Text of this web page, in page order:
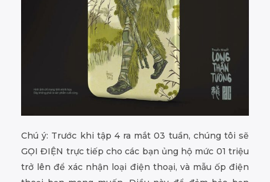
Chú ý: Trước khi tập 4 ra mắt 03 tuần, chúng tôi sẽ
GỌI ĐIỆN trực tiếp cho các bạn ủng hộ mức 01 triệu
trở lên để xác nhận loại điện thoại, và mẫu ốp điện